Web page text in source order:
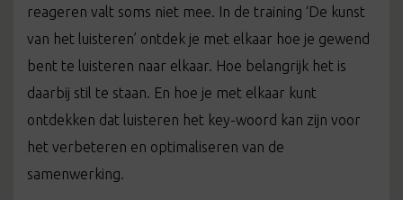
reageren valt soms niet mee. In de training ‘De kunst
van het luisteren’ ontdek je met elkaar hoe je gewend
bent te luisteren naar elkaar. Hoe belangrijk het is
daarbij stil te staan. En hoe je met elkaar kunt
ontdekken dat luisteren het key-woord kan zijn voor
het verbeteren en optimaliseren van de
samenwerking.